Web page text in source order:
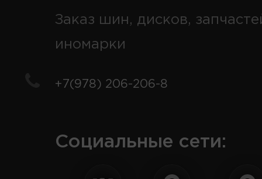
Заказ шин, дисков,
иномарки
+7(978) 206-206-8
Социальные сети: